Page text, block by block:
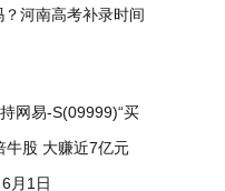
河南高考补录时间
网易-S(09999)“买
|今日热闻
牛股 大赚近7亿元
月1日